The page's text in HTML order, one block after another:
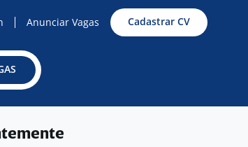
Anunciar Vagas Cadastrar CV